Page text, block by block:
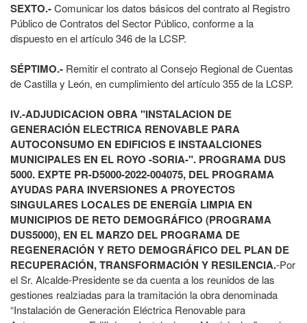
SEXTO.‐Comunicar los datos básicos del contrato al Registro
Público de Contratos del Sector Público, conforme a la
dispuesto en el artículo 346 de la LCSP.
SÉPTIMO.‐ Remitir el contrato al Consejo Regional de Cuentas
de Castilla y León, en cumplimiento del artículo 355 de la LCSP.
IV.-ADJUDICACION OBRA "INSTALACION DE
GENERACIÓN ELECTRICA RENOVABLE PARA
AUTOCONSUMO EN EDIFICIOS E INSTAALCIONES
MUNICIPALES EN EL ROYO -SORIA-". PROGRAMA DUS
5000. EXPTE PR-D5000-2022-004075, DEL PROGRAMA
AYUDAS PARA INVERSIONES A PROYECTOS
SINGULARES LOCALES DE ENERGÍA LIMPIA EN
MUNICIPIOS DE RETO DEMOGRÁFICO (PROGRAMA
DUS5000), EN EL MARZO DEL PROGRAMA DE
REGENERACIÓN Y RETO DEMOGRÁFICO DEL PLAN DE
RECUPERACIÓN, TRANSFORMACIÓN Y RESILENCIA.-Por
el Sr. Alcalde-Presidente se da cuenta a los reunidos de las
gestiones realziadas para la tramitación la obra denominada
“Instalación de Generación Eléctrica Renovable para